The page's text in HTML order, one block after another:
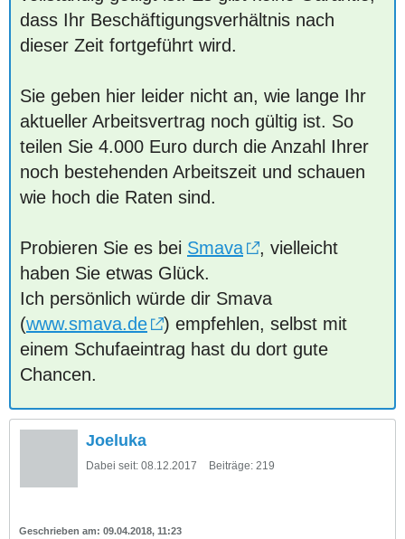
dass Ihr Beschäftigungsverhältnis nach
dieser Zeit fortgeführt wird.
Sie geben hier leider nicht an, wie lange Ihr
aktueller Arbeitsvertrag noch gültig ist. So
teilen Sie 4.000 Euro durch die Anzahl Ihrer
noch bestehenden Arbeitszeit und schauen
wie hoch die Raten sind.
Probieren Sie es bei Smava
, vielleicht
haben Sie etwas Glück.
Ich persönlich würde dir Smava
(www.smava.de
) empfehlen, selbst mit
einem Schufaeintrag hast du dort gute
Chancen.
Joeluka
Dabei seit: 08.12.2017 Beiträge: 219
09.04.2018, 11:23